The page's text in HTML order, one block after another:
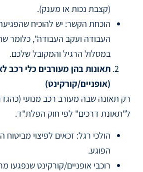
(קצבת נכות או מענק).
הוכחת הקשר: יש להוכיח
העבודה ועקב העבודה", כלומר
במסלול הרגיל והמקובל שלכם.
תאונות בהן מעורבים כלי רכב
(אופניים/קורקינט)
רק תאונה שבה מעורב רכב מנועי
ל"תאונת דרכים" לפי חוק הפלת"ד.
הולכי רגל: זכאים לפיצוי
הפוגע.
רוכבי אופניים/קורקינט שנפגעו